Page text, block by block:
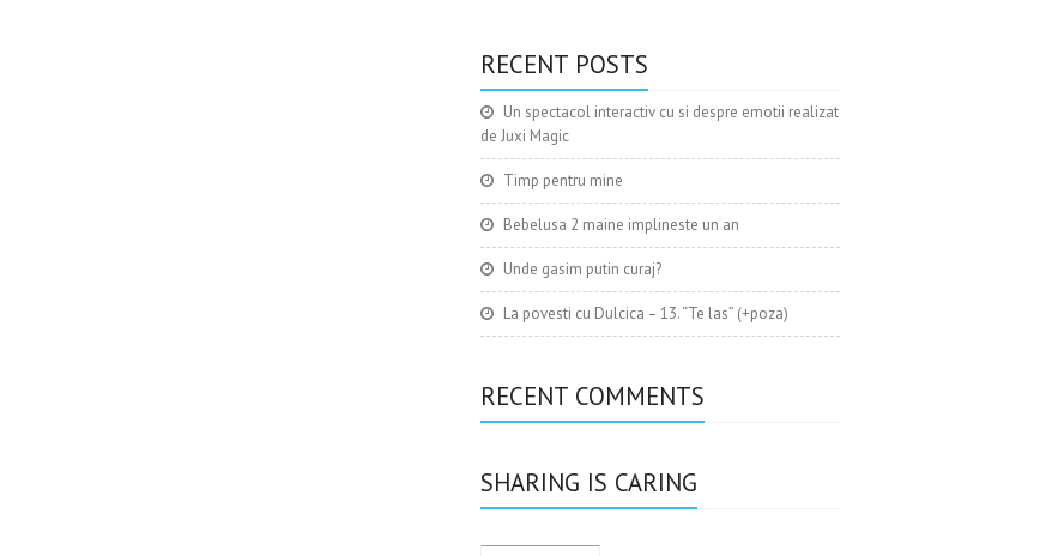
More ...
RECENT POSTS
Un spectacol interactiv cu si despre emotii realizat
de Juxi Magic
Timp pentru mine
Bebelusa 2 maine implineste un an
Unde gasim putin curaj?
La povesti cu Dulcica – 13. “Te las” (+poza)
RECENT COMMENTS
SHARING IS CARING